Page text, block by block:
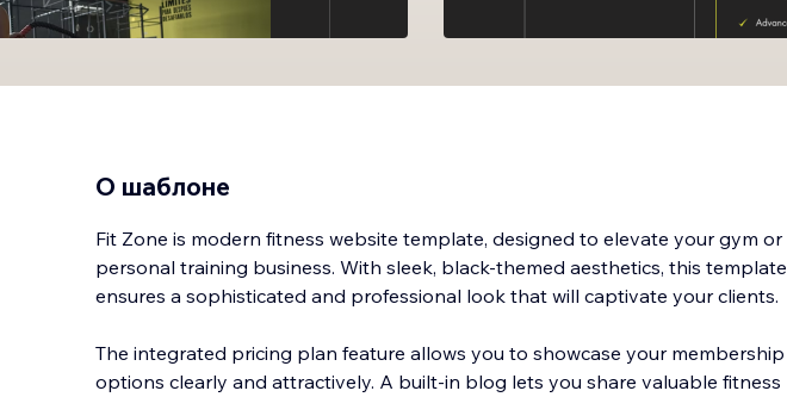
О шаблоне
Fit Zone is modern fitness website template, designed to elevate your gym or
personal training business. With sleek, black-themed aesthetics, this template
ensures a sophisticated and professional look that will captivate your clients.
The integrated pricing plan feature allows you to showcase your membership
options clearly and attractively. A built-in blog lets you share valuable fitness